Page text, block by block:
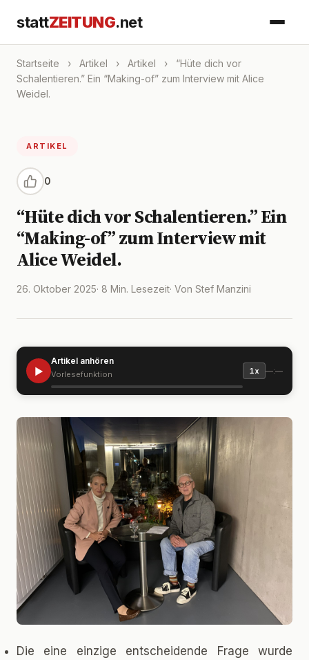
stattZEITUNG.net
Startseite › Artikel › Artikel ›
“Hüte dich vor
Schalentieren.” Ein “Making-of” zum Interview mit Alice
Weidel.
ARTIKEL
0
“Hüte dich vor Schalentieren.” Ein
“Making-of” zum Interview mit
Alice Weidel.
26. Oktober 2025· 8 Min. Lesezeit· Von Stef Manzini
▶
Artikel anhören
Vorlesefunktion 1x —:—
Die eine einzige entscheidende Frage wurde